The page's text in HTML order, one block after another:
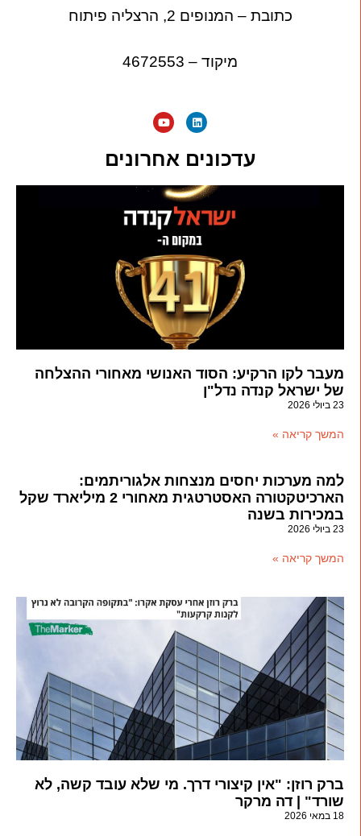
כתובת – המנופים 2, הרצליה פיתוח
מיקוד – 4672553
עדכונים אחרונים
מעבר לקו הרקיע: הסוד האנושי מאחורי ההצלחה
של ישראל קנדה נדל"ן
23 ביולי 2026
המשך קריאה »
למה מערכות יחסים מנצחות אלגוריתמים:
הארכיטקטורה האסטרטגית מאחורי 2 מיליארד שקל
במכירות בשנה
23 ביולי 2026
המשך קריאה »
ברק רוזן: "אין קיצורי דרך. מי שלא עובד קשה, לא
שורד" | דה מרקר
18 במאי 2026